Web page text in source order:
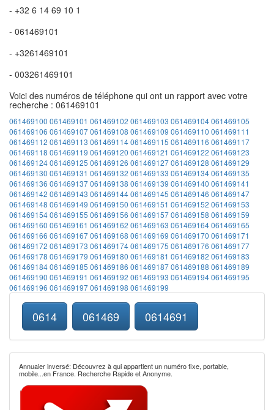
- +32 6 14 69 10 1
- 061469101
- +3261469101
- 003261469101
Voici des numéros de téléphone qui ont un rapport avec votre
recherche : 061469101
061469100 061469101 061469102 061469103 061469104061469105
061469106 061469107061469108 061469109 061469110 061469111
061469112 061469113 061469114061469115 061469116 061469117
061469118 061469119 061469120 061469121 061469122 061469123
061469124061469125 061469126 061469127061469128 061469129
061469130 061469131 061469132 061469133 061469134061469135
061469136 061469137061469138 061469139 061469140 061469141
061469142 061469143 061469144061469145 061469146 061469147
061469148 061469149 061469150 061469151 061469152 061469153
061469154061469155 061469156 061469157061469158 061469159
061469160 061469161 061469162 061469163 061469164061469165
061469166 061469167061469168 061469169 061469170 061469171
061469172 061469173 061469174061469175 061469176 061469177
061469178 061469179 061469180 061469181 061469182 061469183
061469184061469185 061469186 061469187061469188 061469189
061469190 061469191 061469192 061469193 061469194061469195
061469196 061469197061469198 061469199
0614 061469 0614691
Annuaier inversé: Découvrez à qui appartient un numéro fixe, portable,
mobile...en France. Recherche Rapide et Anonyme.